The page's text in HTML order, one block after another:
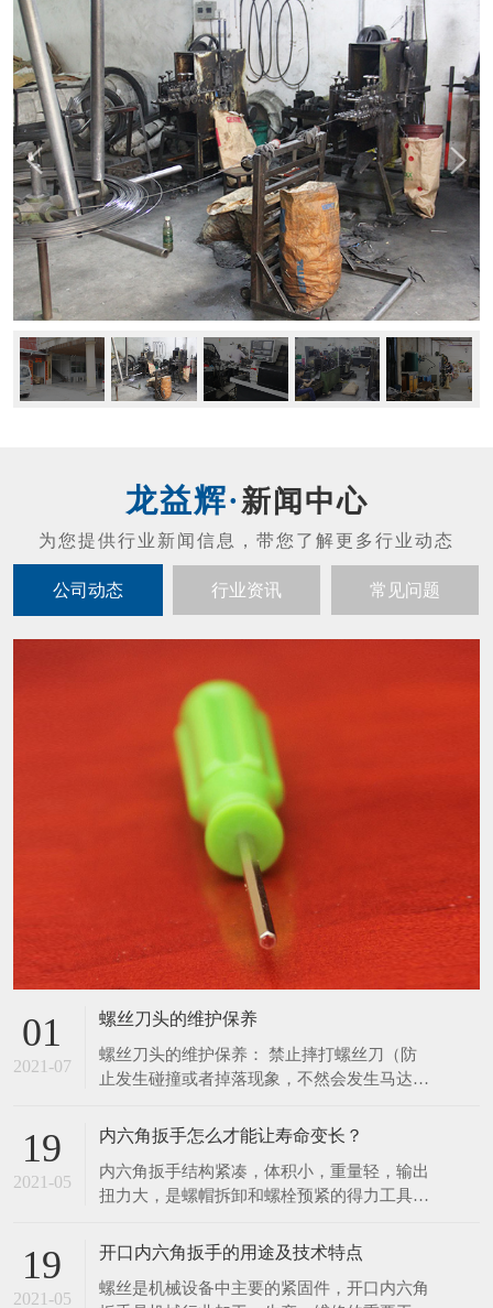
新闻中心
公司动态 行业资讯 常见问题
螺丝刀头的维护保养
螺丝刀头的维护保养： 禁止摔打螺丝刀（防
止发生碰撞或者掉落现象，不然会发生马达噪
音以及起子出现晃动的现象）。 拔螺丝刀与
配套控制器的连接插头，应当以插头基部为力
点，不应当用力拉扯电线，避免损坏接触的插
头。 螺丝刀工作时摇晃太大时必须立刻停止
使用，防止更深度地损坏螺丝刀，并通知管理
人员进行维修管理。
2021-05
内六角扳手怎么才能让寿命变长？
内六角扳手结构紧凑，体积小，重量轻，输出
扭力大，是螺帽拆卸和螺栓预紧的得力工具。
扭力控制在此3%范围内，能满足联接预紧高
精度扭 力值的要求。特种工具力矩就是力和
距离的乘积，在紧固螺丝螺栓螺母等螺纹紧固
件时需要控制施加的力矩大小，以保证螺纹紧
固且不至 于因力矩过大破坏螺纹。为了延长
19
2021-05
开口内六角扳手的用途及技术特点
螺丝是机械设备中主要的紧固件，开口内六角
扳手是机械行业加工，生产，维修的重要工
以下几项优点。 1．可快速工作，工作速度比
传统扳手快三至四倍，比快速扳手的工作速度
还要快。 2．一个开口内六角扳手可适用于2
—6种规格的螺丝，而一个双头呆扳手只适用2
19
2021-05
内六角扳手表面材质处理的相对要求
螺丝是机械设备中主要的紧固件，内六角扳手
是机械行业加工，生产，维修的重要工具，该
角扳手的不同材质，对内六角扳手提出对应的
表面处理要求。 1．亮铬：像镜面一样的光
亮； 2．亚铬：无光泽； 3．电泳：黑色，有